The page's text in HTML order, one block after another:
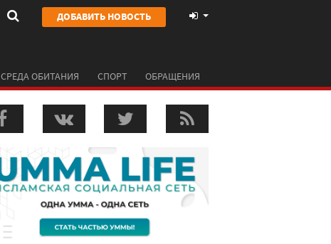
ДОБАВИТЬ НОВОСТЬ
СРЕДА ОБИТАНИЯ СПОРТ ОБРАЩЕНИЯ